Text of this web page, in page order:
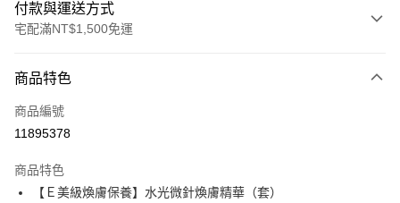
付款與運送方式
宅配滿NT$1,500免運
信用卡一次付款
信用卡分期付款
合作金庫商業銀行
華南商業銀行
彰化商業銀行
6 期 0 利率 每期
商品特色
商品編號
11895378
商品特色
【Ｅ美級煥膚保養】水光微針煥膚精華（套）